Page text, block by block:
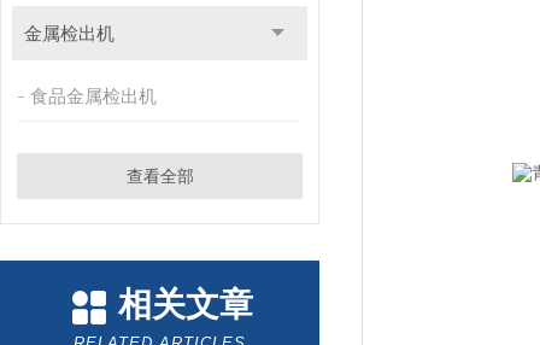
金属检出机
食品金属检出机
查看全部
相关文章